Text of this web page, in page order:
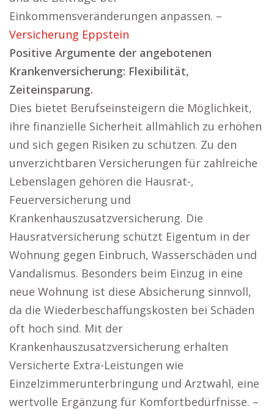
Einkommensveränderungen anpassen. –
Versicherung Eppstein
Positive Argumente der angebotenen
Krankenversicherung: Flexibilität,
Zeiteinsparung.
Dies bietet Berufseinsteigern die Möglichkeit,
ihre finanzielle Sicherheit allmählich zu erhöhen
und sich gegen Risiken zu schützen. Zu den
unverzichtbaren Versicherungen für zahlreiche
Lebenslagen gehören die Hausrat-,
Feuerversicherung und
Krankenhauszusatzversicherung. Die
Hausratversicherung schützt Eigentum in der
Wohnung gegen Einbruch, Wasserschäden und
Vandalismus. Besonders beim Einzug in eine
neue Wohnung ist diese Absicherung sinnvoll,
da die Wiederbeschaffungskosten bei Schäden
oft hoch sind. Mit der
Krankenhauszusatzversicherung erhalten
Versicherte Extra-Leistungen wie
Einzelzimmerunterbringung und Arztwahl, eine
wertvolle Ergänzung für Komfortbedürfnisse. –